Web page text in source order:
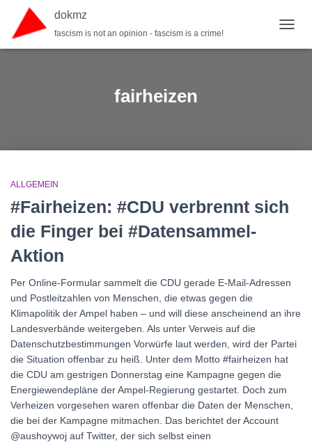
dokmz
fascism is not an opinion - fascism is a crime!
fairheizen
ALLGEMEIN
#Fairheizen: #CDU verbrennt sich
die Finger bei #Datensammel-
Aktion
Per Online-Formular sammelt die CDU gerade E-Mail-Adressen
und Postleitzahlen von Menschen, die etwas gegen die
Klimapolitik der Ampel haben – und will diese anscheinend an ihre
Landesverbände weitergeben. Als unter Verweis auf die
Datenschutzbestimmungen Vorwürfe laut werden, wird der Partei
die Situation offenbar zu heiß. Unter dem Motto #fairheizen hat
die CDU am gestrigen Donnerstag eine Kampagne gegen die
Energiewendepläne der Ampel-Regierung gestartet. Doch zum
Verheizen vorgesehen waren offenbar die Daten der Menschen,
die bei der Kampagne mitmachen. Das berichtet der Account
@aushoywoj auf Twitter, der sich selbst einen